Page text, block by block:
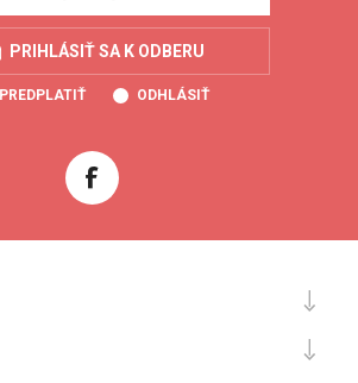
PRIHLÁSIŤ SA K ODBERU
PREDPLATIŤ ODHLÁSIŤ